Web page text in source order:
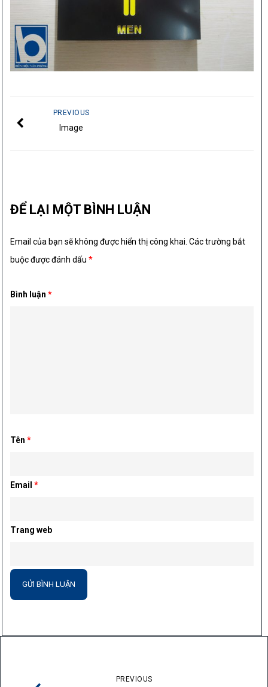
PREVIOUS
Image
ĐỂ LẠI MỘT BÌNH LUẬN
Email của bạn sẽ không được hiển thị công khai. Các trường bắt
buộc được đánh dấu*
Bình luận*
Tên*
Email*
Trang web
PREVIOUS